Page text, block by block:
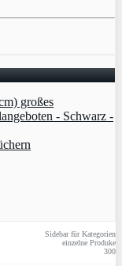
Sidebar für Kategorien
einzelne Produke
300